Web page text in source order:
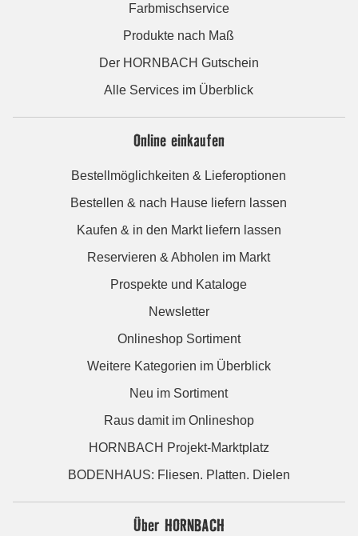
Farbmischservice
Produkte nach Maß
Der HORNBACH Gutschein
Alle Services im Überblick
Online einkaufen
Bestellmöglichkeiten & Lieferoptionen
Bestellen & nach Hause liefern lassen
Kaufen & in den Markt liefern lassen
Reservieren & Abholen im Markt
Prospekte und Kataloge
Newsletter
Onlineshop Sortiment
Weitere Kategorien im Überblick
Neu im Sortiment
Raus damit im Onlineshop
HORNBACH Projekt-Marktplatz
BODENHAUS: Fliesen. Platten. Dielen
Über HORNBACH